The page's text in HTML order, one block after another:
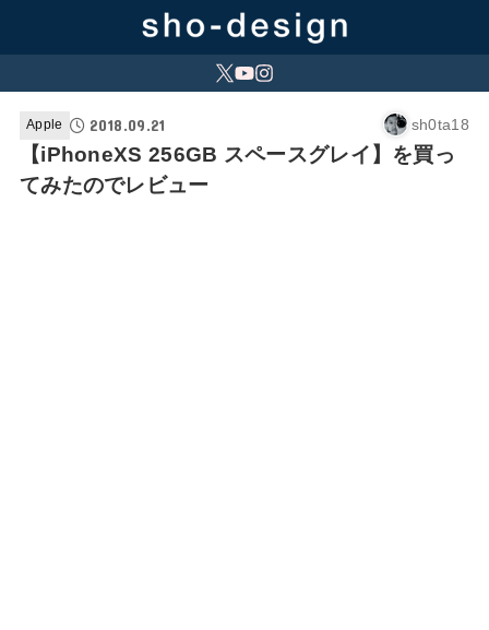
Apple 2018.09.21 sh0ta18
【iPhoneXS 256GB スペースグレイ】を買っ
てみたのでレビュー